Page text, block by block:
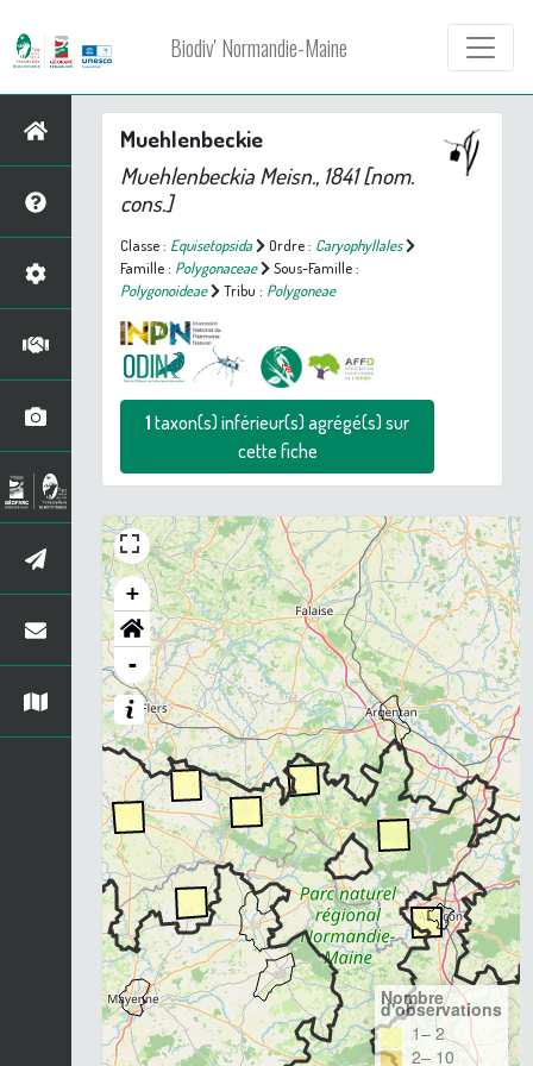
Biodiv' Normandie-Maine
Muehlenbeckie
Muehlenbeckia Meisn., 1841 [nom.
cons.]
Classe : Equisetopsida Ordre : Caryophyllales
Famille : Polygonaceae
Sous-Famille :
Polygonoideae
Tribu : Polygoneae
1taxon(s) inférieur(s) agrégé(s) sur
cette fiche
+
-
Nombre
d'observations
1– 2
2– 10